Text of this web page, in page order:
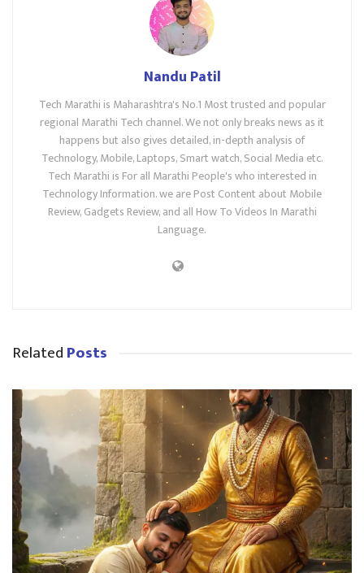
Nandu Patil
Tech Marathi is Maharashtra's No.1 Most trusted and popular
regional Marathi Tech channel. We not only breaks news as it
happens but also gives detailed, in-depth analysis of
Technology, Mobile, Laptops, Smart watch, Social Media etc.
Tech Marathi is For all Marathi People's who interested in
Technology Information. we are Post Content about Mobile
Review, Gadgets Review, and all How To Videos In Marathi
Language.
RelatedPosts